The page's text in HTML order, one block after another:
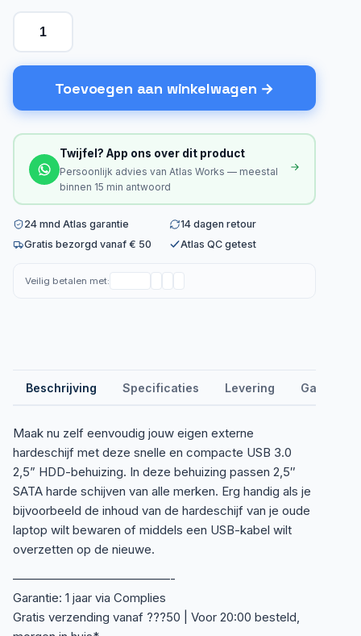
Toevoegen aan winkelwagen
Twijfel? App ons over dit product
Persoonlijk advies van Atlas Works — meestal
binnen 15 min antwoord
24 mnd Atlas garantie
14 dagen retour
Gratis bezorgd vanaf € 50
Atlas QC getest
Veilig betalen met:
Beschrijving Specificaties Levering Garantie
Maak nu zelf eenvoudig jouw eigen externe
hardeschijf met deze snelle en compacte USB 3.0
2,5” HDD-behuizing. In deze behuizing passen 2,5″
SATA harde schijven van alle merken. Erg handig als je
bijvoorbeeld de inhoud van de hardeschijf van je oude
laptop wilt bewaren of middels een USB-kabel wilt
overzetten op de nieuwe.
—————————————-
Garantie: 1 jaar via Complies
Gratis verzending vanaf ???50 | Voor 20:00 besteld,